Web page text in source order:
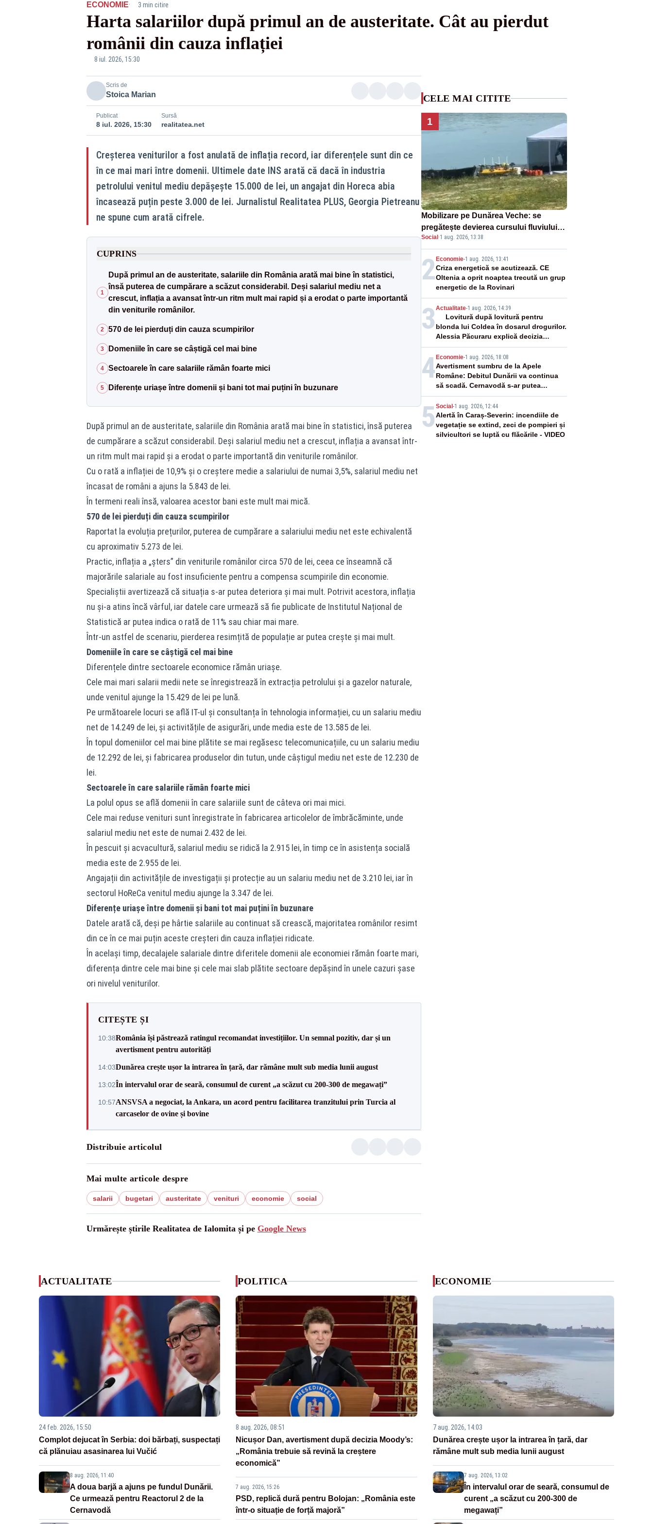
ECONOMIE· 3 min citire
Harta salariilor după primul an de austeritate. Cât au pierdut
românii din cauza inflației
8 iul. 2026, 15:30
Scris de
Stoica Marian
Publicat
8 iul. 2026, 15:30
Sursă
realitatea.net
Creșterea veniturilor a fost anulată de inflația record, iar diferențele sunt din ce
în ce mai mari între domenii. Ultimele date INS arată că dacă în industria
petrolului venitul mediu depășește 15.000 de lei, un angajat din Horeca abia
încasează puțin peste 3.000 de lei. Jurnalistul Realitatea PLUS, Georgia Pietreanu
ne spune cum arată cifrele.
CUPRINS
1
După primul an de austeritate, salariile din România arată mai bine în statistici,
însă puterea de cumpărare a scăzut considerabil. Deși salariul mediu net a
crescut, inflația a avansat într-un ritm mult mai rapid și a erodat o parte importantă
din veniturile românilor.
2 570 de lei pierduți din cauza scumpirilor
3 Domeniile în care se câștigă cel mai bine
4 Sectoarele în care salariile rămân foarte mici
5 Diferențe uriașe între domenii și bani tot mai puțini în buzunare
După primul an de austeritate, salariile din România arată mai bine în statistici, însă puterea
de cumpărare a scăzut considerabil. Deși salariul mediu net a crescut, inflația a avansat într-
un ritm mult mai rapid și a erodat o parte importantă din veniturile românilor.
Cu o rată a inflației de 10,9% și o creștere medie a salariului de numai 3,5%, salariul mediu net
încasat de români a ajuns la 5.843 de lei.
În termeni reali însă, valoarea acestor bani este mult mai mică.
570 de lei pierduți din cauza scumpirilor
Raportat la evoluția prețurilor, puterea de cumpărare a salariului mediu net este echivalentă
cu aproximativ 5.273 de lei.
Practic, inflația a „șters” din veniturile românilor circa 570 de lei, ceea ce înseamnă că
majorările salariale au fost insuficiente pentru a compensa scumpirile din economie.
Specialiștii avertizează că situația s-ar putea deteriora și mai mult. Potrivit acestora, inflația
nu și-a atins încă vârful, iar datele care urmează să fie publicate de Institutul Național de
Statistică ar putea indica o rată de 11% sau chiar mai mare.
Într-un astfel de scenariu, pierderea resimțită de populație ar putea crește și mai mult.
Domeniile în care se câștigă cel mai bine
Diferențele dintre sectoarele economice rămân uriașe.
Cele mai mari salarii medii nete se înregistrează în extracția petrolului și a gazelor naturale,
unde venitul ajunge la 15.429 de lei pe lună.
Pe următoarele locuri se află IT-ul și consultanța în tehnologia informației, cu un salariu mediu
net de 14.249 de lei, și activitățile de asigurări, unde media este de 13.585 de lei.
În topul domeniilor cel mai bine plătite se mai regăsesc telecomunicațiile, cu un salariu mediu
de 12.292 de lei, și fabricarea produselor din tutun, unde câștigul mediu net este de 12.230 de
lei.
Sectoarele în care salariile rămân foarte mici
La polul opus se află domenii în care salariile sunt de câteva ori mai mici.
Cele mai reduse venituri sunt înregistrate în fabricarea articolelor de îmbrăcăminte, unde
salariul mediu net este de numai 2.432 de lei.
În pescuit și acvacultură, salariul mediu se ridică la 2.915 lei, în timp ce în asistența socială
media este de 2.955 de lei.
Angajații din activitățile de investigații și protecție au un salariu mediu net de 3.210 lei, iar în
sectorul HoReCa venitul mediu ajunge la 3.347 de lei.
Diferențe uriașe între domenii și bani tot mai puțini în buzunare
Datele arată că, deși pe hârtie salariile au continuat să crească, majoritatea românilor resimt
din ce în ce mai puțin aceste creșteri din cauza inflației ridicate.
În același timp, decalajele salariale dintre diferitele domenii ale economiei rămân foarte mari,
diferența dintre cele mai bine și cele mai slab plătite sectoare depășind în unele cazuri șase
ori nivelul veniturilor.
CITEȘTE ȘI
10:38România își păstrează ratingul recomandat investițiilor. Un semnal pozitiv, dar și un
avertisment pentru autorități
14:03Dunărea crește ușor la intrarea în țară, dar rămâne mult sub media lunii august
13:02În intervalul orar de seară, consumul de curent „a scăzut cu 200-300 de megawați”
10:57ANSVSA a negociat, la Ankara, un acord pentru facilitarea tranzitului prin Turcia al
carcaselor de ovine și bovine
Distribuie articolul
Mai multe articole despre
salarii bugetari austeritate venituri economie social
Urmărește știrile Realitatea de Ialomita și pe Google News
CELE MAI CITITE
1
Mobilizare pe Dunărea Veche: se
pregătește devierea cursului fluviului
către Cernavodă – VIDEO
Social ·1 aug. 2026, 13:38
2 Economie-1 aug. 2026, 13:41
Criza energetică se acutizează. CE
Oltenia a oprit noaptea trecută un grup
energetic de la Rovinari
3 Actualitate-1 aug. 2026, 14:39
Lovitură după lovitură pentru
blonda lui Coldea în dosarul drogurilor.
Alessia Păcuraru explică decizia
magistraților
4 Economie-1 aug. 2026, 18:08
Avertisment sumbru de la Apele
Române: Debitul Dunării va continua
să scadă. Cernavodă s-ar putea
închide în 4 zile
5 Social -1 aug. 2026, 12:44
Alertă în Caraș-Severin: incendiile de
vegetație se extind, zeci de pompieri și
silvicultori se luptă cu flăcările - VIDEO
ACTUALITATE
24 feb. 2026, 15:50
Complot dejucat în Serbia: doi bărbați, suspectați
că plănuiau asasinarea lui Vučić
8 aug. 2026, 11:40
A doua barjă a ajuns pe fundul Dunării.
Ce urmează pentru Reactorul 2 de la
Cernavodă
POLITICA
8 aug. 2026, 08:51
Nicușor Dan, avertisment după decizia Moody’s:
„România trebuie să revină la creștere
economică”
7 aug. 2026, 15:26
PSD, replică dură pentru Bolojan: „România este
într-o situație de forță majoră”
ECONOMIE
7 aug. 2026, 14:03
Dunărea crește ușor la intrarea în țară, dar
rămâne mult sub media lunii august
7 aug. 2026, 13:02
În intervalul orar de seară, consumul de
curent „a scăzut cu 200-300 de
megawați”